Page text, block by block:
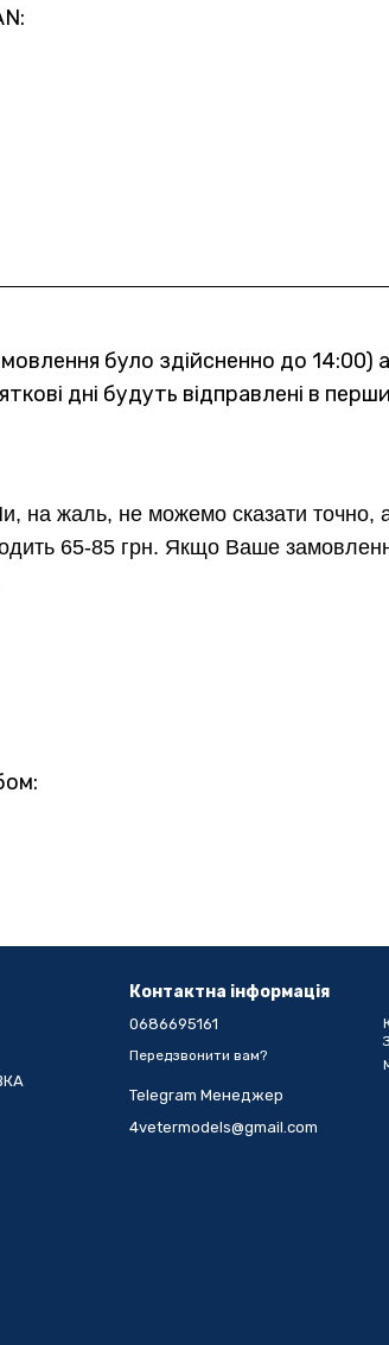
було здійсненно до 14:00)
дні будуть відправлені в
на жаль, не можемо сказати точно,
65-85 грн. Якщо Ваше
Контактна інформація
0686695161
Передзвонити вам?
Telegram Менеджер
4vetermodels@gmail.com